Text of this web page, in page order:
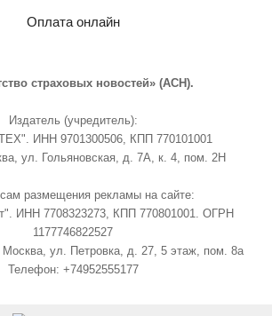
Оплата онлайн
страховых новостей» (АСН).
Издатель (учредитель):
ИНН 9701300506, КПП 770101001
ул. Гольяновская, д. 7А, к. 4, пом. 2Н
размещения рекламы на сайте:
ИНН 7708323273, КПП 770801001. ОГРН
1177746822527
Москва, ул. Петровка, д. 27, 5 этаж, пом. 8а
Телефон: +74952555177